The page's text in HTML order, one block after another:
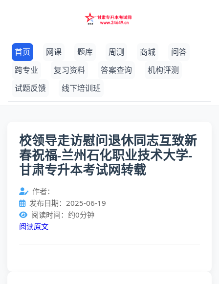
首页 网课 题库 周测 商城
问答
跨专业
复习资料 答案查询
机构评测
试题反馈
线下培训班
校领导走访慰问退休同志互致新
春祝福-兰州石化职业技术大学-
甘肃专升本考试网转载
作者：
发布日期：2025-06-19
阅读时间：约0分钟
阅读原文